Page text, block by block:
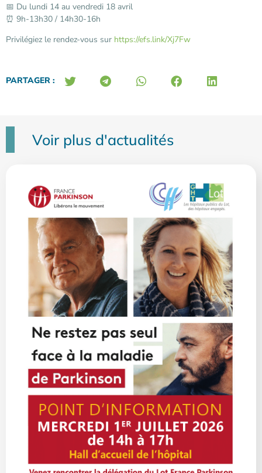
📅 Du lundi 14 au vendredi 18 avril
⏰ 9h-13h30 / 14h30-16h
Privilégiez le rendez-vous sur https://efs.link/Xj7Fw
PARTAGER :
Voir plus d'actualités